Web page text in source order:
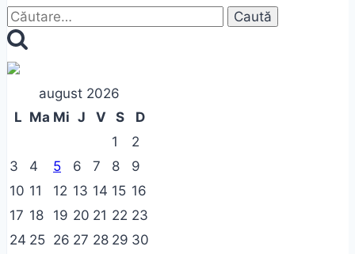
2014
Caută
după:
august 2026
L Ma Mi J V S
D
1
2
3
4 5 6 7 8
9
10 11 12 13 14 15 16
17 18 19 20 21 22 23
24 25 26 27 28 29 30